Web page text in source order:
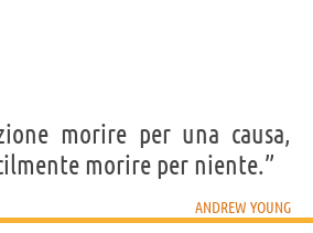
morire per una causa,
morire per niente.”
ANDREW YOUNG